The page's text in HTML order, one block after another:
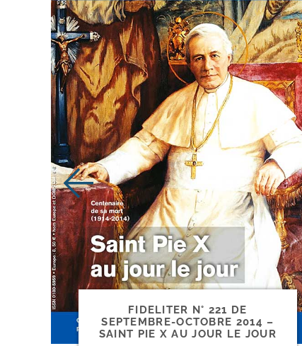
FIDELITER N° 221 DE
SEPTEMBRE-​OCTOBRE 2014 –
SAINT PIE X AU JOUR LE JOUR